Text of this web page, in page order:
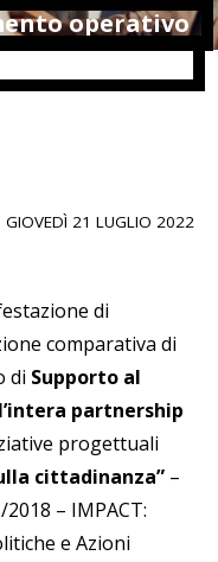
operativo
GIOVEDÌ 21 LUGLIO 2022
di
comparativa di
di Supporto al
partnership
progettuali
cittadinanza” –
– IMPACT:
e Azioni